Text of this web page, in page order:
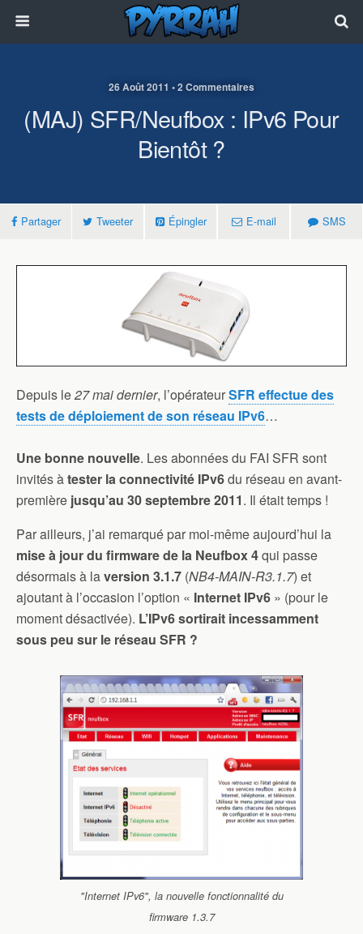
26 Août 2011 • 2 Commentaires
(MAJ) SFR/Neufbox : IPv6 Pour
Bientôt ?
Partager Tweeter Épingler E-mail SMS
Depuis le27 mai dernier, l’opérateurSFR effectue des
tests de déploiement de son réseau IPv6…
Une bonne nouvelle. Les abonnées du FAI SFR sont
invités àtester la connectivité IPv6du réseau en avant-
première jusqu’au 30 septembre 2011. Il était temps !
Par ailleurs, j’ai remarqué par moi-même aujourd’hui la
mise à jour du firmware de la Neufbox 4qui passe
désormais à laversion 3.1.7 (NB4-MAIN-R3.1.7) et
ajoutant à l’occasion l’option « Internet IPv6 » (pour le
moment désactivée). L’IPv6 sortirait incessamment
sous peu sur le réseau SFR ?
"Internet IPv6", la nouvelle fonctionnalité du
firmware 1.3.7